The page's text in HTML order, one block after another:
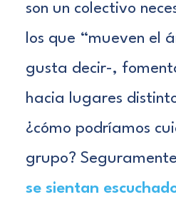
son un colectivo
los que “mueven el
gusta decir-,
hacia lugares
¿cómo podríamos
grupo? Seguramente
se sientan